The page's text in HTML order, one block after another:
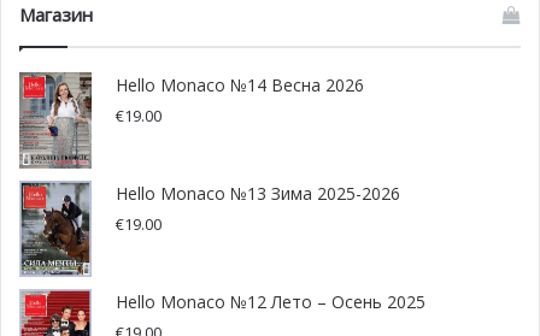
К 2020 году верфь La Ciotat
планирует построить
яхтенную деревню неподалёку
от своей платформы
площадью 40 000 кв.м
По сообщениям
Ciotat, запустившая глобальную реиндустриализацию
своей территории в 2017 году, подтвердила частные
Магазин
Hello Monaco №14 Весна 2026
€19.00
Hello Monaco №13 Зима 2025-2026
€19.00
Hello Monaco №12 Лето – Осень 2025